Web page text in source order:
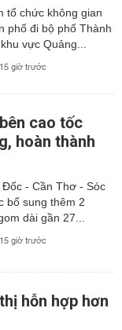
tổ chức không gian
phố đi bộ phố Thành
vực Quảng...
15 giờ trước
cao tốc
hoàn thành
- Cần Thơ - Sóc
bổ sung thêm 2
dài gần 27...
15 giờ trước
hỗn hợp hơn